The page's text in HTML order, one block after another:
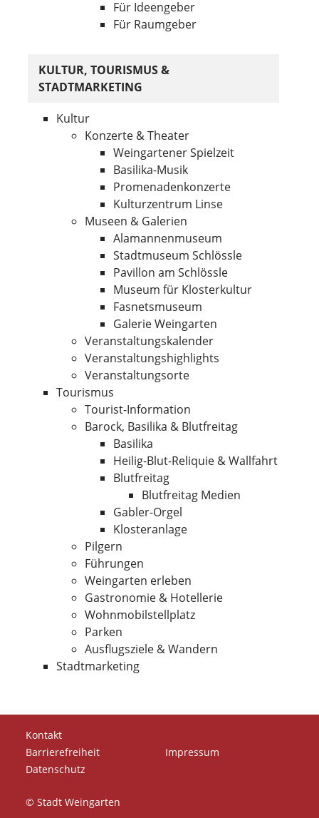
Für Ideengeber
Für Raumgeber
KULTUR, TOURISMUS &
STADTMARKETING
Kultur
Konzerte & Theater
Weingartener Spielzeit
Basilika-Musik
Promenadenkonzerte
Kulturzentrum Linse
Museen & Galerien
Alamannenmuseum
Stadtmuseum Schlössle
Pavillon am Schlössle
Museum für Klosterkultur
Fasnetsmuseum
Galerie Weingarten
Veranstaltungskalender
Veranstaltungshighlights
Veranstaltungsorte
Tourismus
Tourist-Information
Barock, Basilika & Blutfreitag
Basilika
Heilig-Blut-Reliquie & Wallfahrt
Blutfreitag
Blutfreitag Medien
Gabler-Orgel
Klosteranlage
Pilgern
Führungen
Weingarten erleben
Gastronomie & Hotellerie
Wohnmobilstellplatz
Parken
Ausflugsziele & Wandern
Stadtmarketing
Kontakt
Barrierefreiheit
Impressum
Datenschutz
© Stadt Weingarten